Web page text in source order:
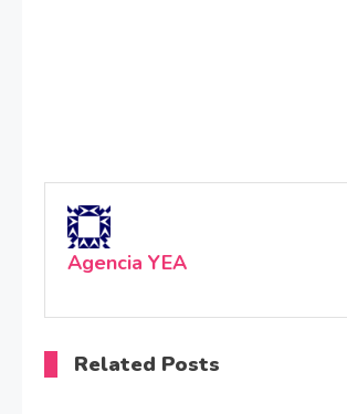
Agencia YEA
Related Posts